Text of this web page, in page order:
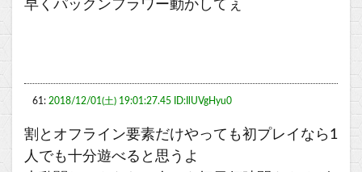
早くパックンフラワー動かしてぇ
61: 2018/12/01(土) 19:01:27.45 ID:IlUVgHyu0
割とオフライン要素だけやっても初プレイなら1
人でも十分遊べると思うよ